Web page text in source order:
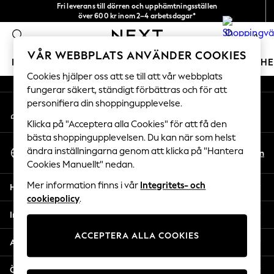
Fri leverans till dörren och upphämtningsställen
över 600 kr inom 2–4 arbetsdagar*
0
FLICKOR POJKAR BABY DAMER HERRAR
GIRLS
New In
50 - 92cm
98 - 110cm
116 - 134cm
140 - 174cm
Trending: Top & Short Sets
Trending: Clogs
All Clothing
Coats & Jackets
Sweatshirts & Hoodies
An error occurred on client
Våra sociala nätverk
Mitt konto
Logga in på ditt konto
Välj Språk
Svenska
Sv En
Hjälp
Integritet & Juridik
Avdelningar
Övriga tjänster
VÅR WEBBPLATS ANVÄNDER COOKIES
Cookies hjälper oss att se till att vår webbplats
fungerar säkert, ständigt förbättras och för att
personifiera din shoppingupplevelse.
Klicka på "Acceptera alla Cookies" för att få den
bästa shoppingupplevelsen. Du kan när som helst
ändra inställningarna genom att klicka på "Hantera
Cookies Manuellt" nedan.
Mer information finns i vår Integritets- och
cookiepolicy.
ACCEPTERA ALLA COOKIES